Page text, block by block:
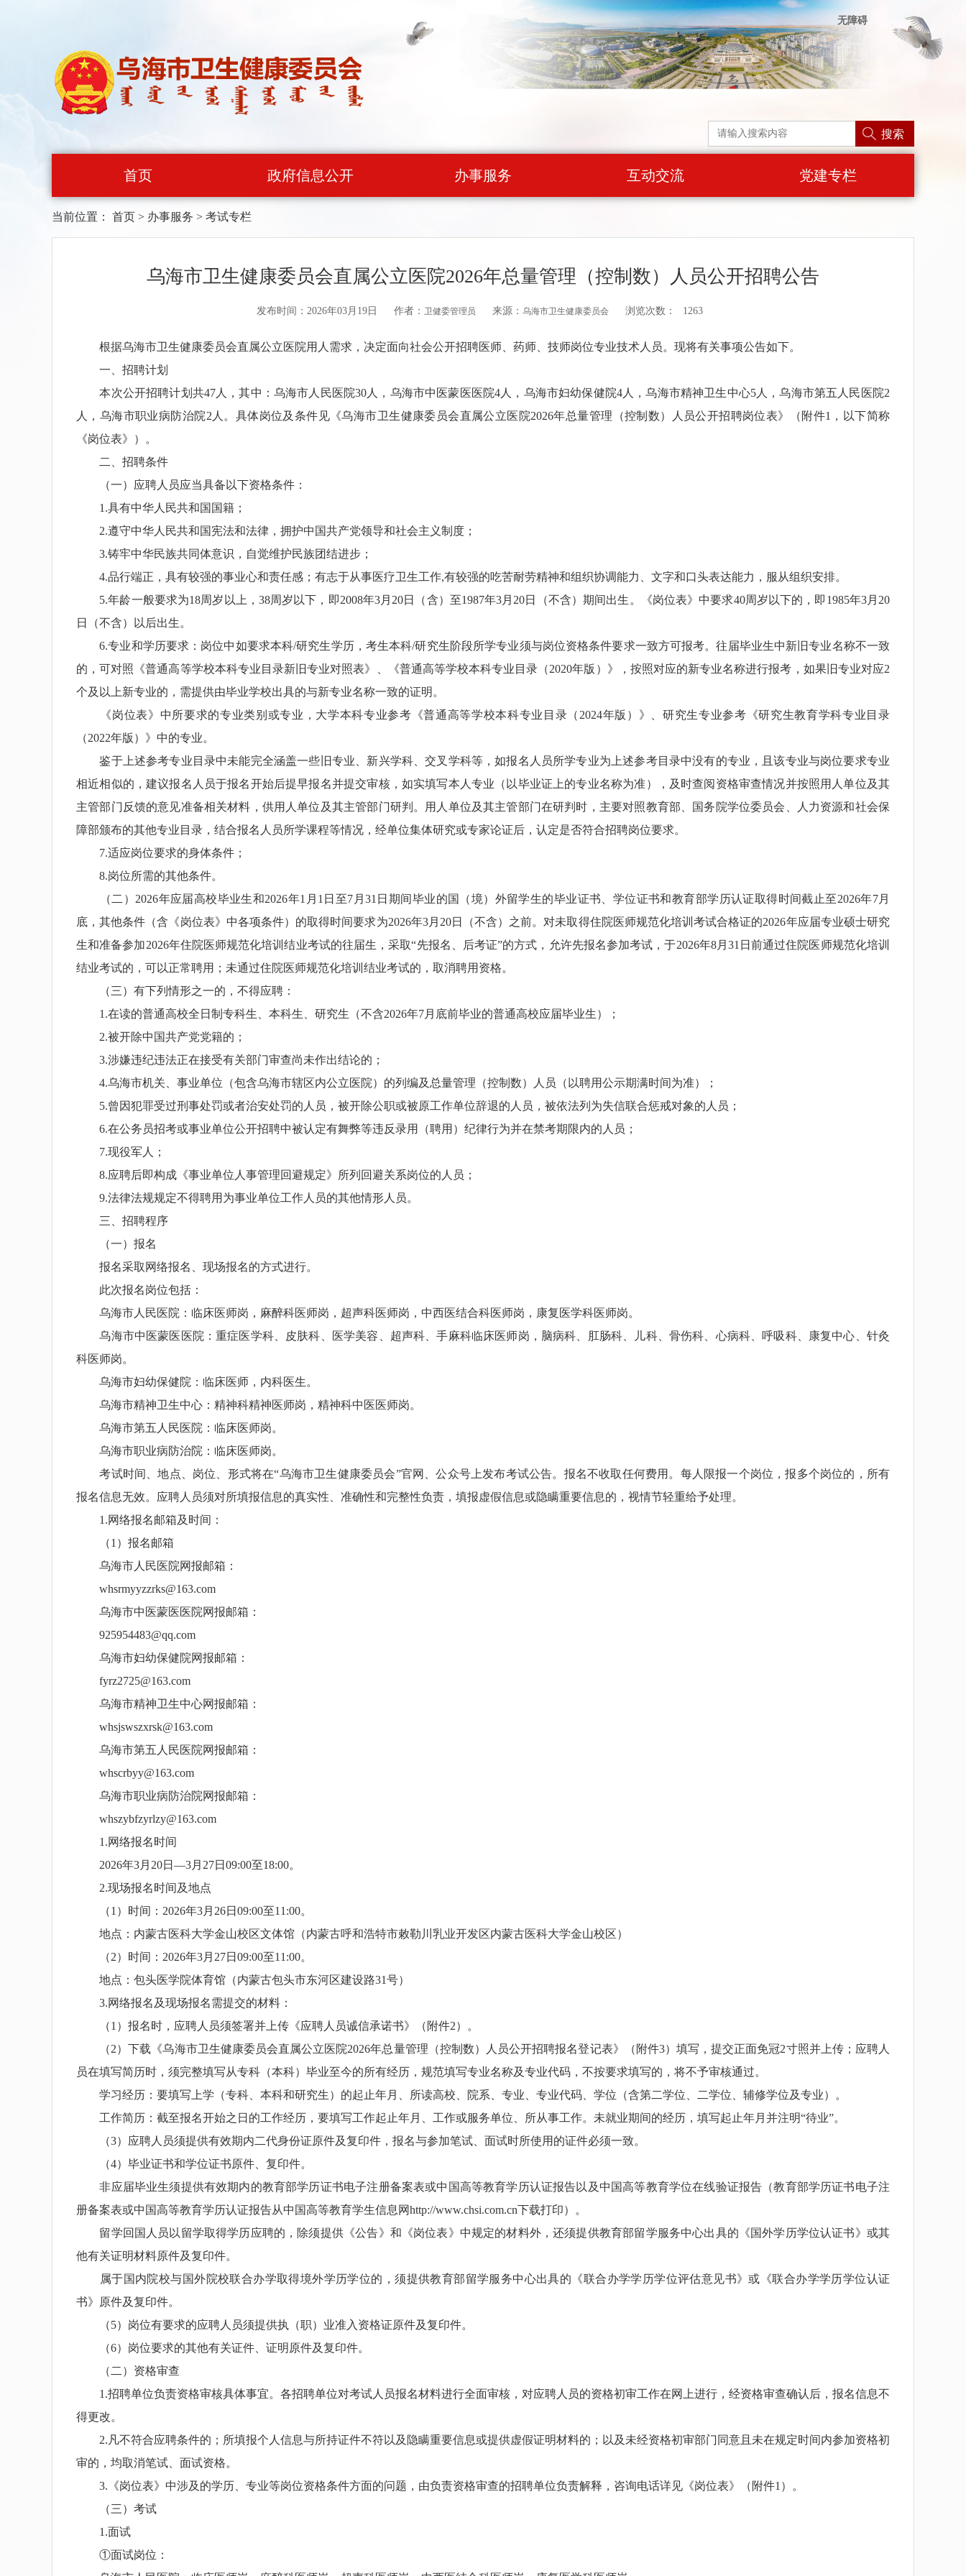
无障碍
搜索
首页 政府信息公开 办事服务 互动交流 党建专栏
当前位置： 首页 > 办事服务 > 考试专栏
乌海市卫生健康委员会直属公立医院2026年总量管理（控制数）人员公开招聘公告
发布时间：2026年03月19日 作者： 卫健委管理员 来源： 乌海市卫生健康委员会 浏览次数： 1263
根据乌海市卫生健康委员会直属公立医院用人需求，决定面向社会公开招聘医师、药师、技师岗位专业技术人员。现将有关事项公告如下。
一、招聘计划
本次公开招聘计划共47人，其中：乌海市人民医院30人，乌海市中医蒙医医院4人，乌海市妇幼保健院4人，乌海市精神卫生中心5人，乌海市第五人民医院2
人，乌海市职业病防治院2人。具体岗位及条件见《乌海市卫生健康委员会直属公立医院2026年总量管理（控制数）人员公开招聘岗位表》（附件1，以下简称
《岗位表》）。
二、招聘条件
（一）应聘人员应当具备以下资格条件：
1.具有中华人民共和国国籍；
2.遵守中华人民共和国宪法和法律，拥护中国共产党领导和社会主义制度；
3.铸牢中华民族共同体意识，自觉维护民族团结进步；
4.品行端正，具有较强的事业心和责任感；有志于从事医疗卫生工作,有较强的吃苦耐劳精神和组织协调能力、文字和口头表达能力，服从组织安排。
5.年龄一般要求为18周岁以上，38周岁以下，即2008年3月20日（含）至1987年3月20日（不含）期间出生。《岗位表》中要求40周岁以下的，即1985年3月20
日（不含）以后出生。
6.专业和学历要求：岗位中如要求本科/研究生学历，考生本科/研究生阶段所学专业须与岗位资格条件要求一致方可报考。往届毕业生中新旧专业名称不一致
的，可对照《普通高等学校本科专业目录新旧专业对照表》、《普通高等学校本科专业目录（2020年版）》，按照对应的新专业名称进行报考，如果旧专业对应2
个及以上新专业的，需提供由毕业学校出具的与新专业名称一致的证明。
《岗位表》中所要求的专业类别或专业，大学本科专业参考《普通高等学校本科专业目录（2024年版）》、研究生专业参考《研究生教育学科专业目录
（2022年版）》中的专业。
鉴于上述参考专业目录中未能完全涵盖一些旧专业、新兴学科、交叉学科等，如报名人员所学专业为上述参考目录中没有的专业，且该专业与岗位要求专业
相近相似的，建议报名人员于报名开始后提早报名并提交审核，如实填写本人专业（以毕业证上的专业名称为准），及时查阅资格审查情况并按照用人单位及其
主管部门反馈的意见准备相关材料，供用人单位及其主管部门研判。用人单位及其主管部门在研判时，主要对照教育部、国务院学位委员会、人力资源和社会保
障部颁布的其他专业目录，结合报名人员所学课程等情况，经单位集体研究或专家论证后，认定是否符合招聘岗位要求。
7.适应岗位要求的身体条件；
8.岗位所需的其他条件。
（二）2026年应届高校毕业生和2026年1月1日至7月31日期间毕业的国（境）外留学生的毕业证书、学位证书和教育部学历认证取得时间截止至2026年7月
底，其他条件（含《岗位表》中各项条件）的取得时间要求为2026年3月20日（不含）之前。对未取得住院医师规范化培训考试合格证的2026年应届专业硕士研究
生和准备参加2026年住院医师规范化培训结业考试的往届生，采取“先报名、后考证”的方式，允许先报名参加考试，于2026年8月31日前通过住院医师规范化培训
结业考试的，可以正常聘用；未通过住院医师规范化培训结业考试的，取消聘用资格。
（三）有下列情形之一的，不得应聘：
1.在读的普通高校全日制专科生、本科生、研究生（不含2026年7月底前毕业的普通高校应届毕业生）；
2.被开除中国共产党党籍的；
3.涉嫌违纪违法正在接受有关部门审查尚未作出结论的；
4.乌海市机关、事业单位（包含乌海市辖区内公立医院）的列编及总量管理（控制数）人员（以聘用公示期满时间为准）；
5.曾因犯罪受过刑事处罚或者治安处罚的人员，被开除公职或被原工作单位辞退的人员，被依法列为失信联合惩戒对象的人员；
6.在公务员招考或事业单位公开招聘中被认定有舞弊等违反录用（聘用）纪律行为并在禁考期限内的人员；
7.现役军人；
8.应聘后即构成《事业单位人事管理回避规定》所列回避关系岗位的人员；
9.法律法规规定不得聘用为事业单位工作人员的其他情形人员。
三、招聘程序
（一）报名
报名采取网络报名、现场报名的方式进行。
此次报名岗位包括：
乌海市人民医院：临床医师岗，麻醉科医师岗，超声科医师岗，中西医结合科医师岗，康复医学科医师岗。
乌海市中医蒙医医院：重症医学科、皮肤科、医学美容、超声科、手麻科临床医师岗，脑病科、肛肠科、儿科、骨伤科、心病科、呼吸科、康复中心、针灸
科医师岗。
乌海市妇幼保健院：临床医师，内科医生。
乌海市精神卫生中心：精神科精神医师岗，精神科中医医师岗。
乌海市第五人民医院：临床医师岗。
乌海市职业病防治院：临床医师岗。
考试时间、地点、岗位、形式将在“乌海市卫生健康委员会”官网、公众号上发布考试公告。报名不收取任何费用。每人限报一个岗位，报多个岗位的，所有
报名信息无效。应聘人员须对所填报信息的真实性、准确性和完整性负责，填报虚假信息或隐瞒重要信息的，视情节轻重给予处理。
1.网络报名邮箱及时间：
（1）报名邮箱
乌海市人民医院网报邮箱：
whsrmyyzzrks@163.com
乌海市中医蒙医医院网报邮箱：
925954483@qq.com
乌海市妇幼保健院网报邮箱：
fyrz2725@163.com
乌海市精神卫生中心网报邮箱：
whsjswszxrsk@163.com
乌海市第五人民医院网报邮箱：
whscrbyy@163.com
乌海市职业病防治院网报邮箱：
whszybfzyrlzy@163.com
1.网络报名时间
2026年3月20日—3月27日09:00至18:00。
2.现场报名时间及地点
（1）时间：2026年3月26日09:00至11:00。
地点：内蒙古医科大学金山校区文体馆（内蒙古呼和浩特市敕勒川乳业开发区内蒙古医科大学金山校区）
（2）时间：2026年3月27日09:00至11:00。
地点：包头医学院体育馆（内蒙古包头市东河区建设路31号）
3.网络报名及现场报名需提交的材料：
（1）报名时，应聘人员须签署并上传《应聘人员诚信承诺书》（附件2）。
（2）下载《乌海市卫生健康委员会直属公立医院2026年总量管理（控制数）人员公开招聘报名登记表》（附件3）填写，提交正面免冠2寸照并上传；应聘人
员在填写简历时，须完整填写从专科（本科）毕业至今的所有经历，规范填写专业名称及专业代码，不按要求填写的，将不予审核通过。
学习经历：要填写上学（专科、本科和研究生）的起止年月、所读高校、院系、专业、专业代码、学位（含第二学位、二学位、辅修学位及专业）。
工作简历：截至报名开始之日的工作经历，要填写工作起止年月、工作或服务单位、所从事工作。未就业期间的经历，填写起止年月并注明“待业”。
（3）应聘人员须提供有效期内二代身份证原件及复印件，报名与参加笔试、面试时所使用的证件必须一致。
（4）毕业证书和学位证书原件、复印件。
非应届毕业生须提供有效期内的教育部学历证书电子注册备案表或中国高等教育学历认证报告以及中国高等教育学位在线验证报告（教育部学历证书电子注
册备案表或中国高等教育学历认证报告从中国高等教育学生信息网http://www.chsi.com.cn下载打印）。
留学回国人员以留学取得学历应聘的，除须提供《公告》和《岗位表》中规定的材料外，还须提供教育部留学服务中心出具的《国外学历学位认证书》或其
他有关证明材料原件及复印件。
属于国内院校与国外院校联合办学取得境外学历学位的，须提供教育部留学服务中心出具的《联合办学学历学位评估意见书》或《联合办学学历学位认证
书》原件及复印件。
（5）岗位有要求的应聘人员须提供执（职）业准入资格证原件及复印件。
（6）岗位要求的其他有关证件、证明原件及复印件。
（二）资格审查
1.招聘单位负责资格审核具体事宜。各招聘单位对考试人员报名材料进行全面审核，对应聘人员的资格初审工作在网上进行，经资格审查确认后，报名信息不
得更改。
2.凡不符合应聘条件的；所填报个人信息与所持证件不符以及隐瞒重要信息或提供虚假证明材料的；以及未经资格初审部门同意且未在规定时间内参加资格初
审的，均取消笔试、面试资格。
3.《岗位表》中涉及的学历、专业等岗位资格条件方面的问题，由负责资格审查的招聘单位负责解释，咨询电话详见《岗位表》（附件1）。
（三）考试
1.面试
①面试岗位：